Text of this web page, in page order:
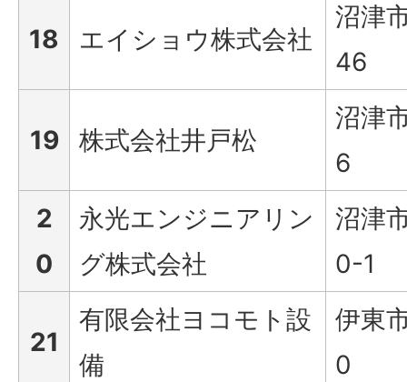
18 エイショウ株式会社
沼津
46
19 株式会社井戸松
沼津
6
2
0
永光エンジニアリン
グ株式会社
沼津
0-1
21
有限会社ヨコモト設
備
伊東
0